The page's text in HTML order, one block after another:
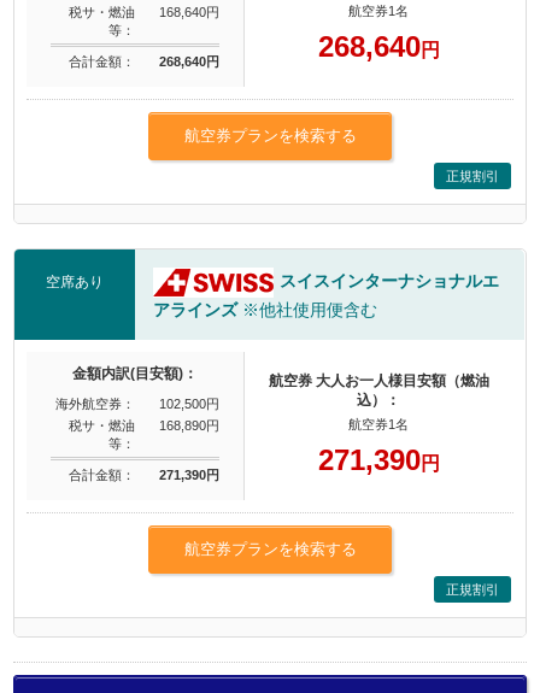
税サ・燃油
等：
168,640円
合計金額： 268,640円
航空券1名
268,640円
航空券プランを検索する
正規割引
空席あり
スイスインターナショナルエ
アラインズ※他社使用便含む
金額内訳(目安額)：
海外航空券：
102,500円
税サ・燃油
等：
168,890円
合計金額： 271,390円
航空券 大人お一人様目安額（燃油
込）：
航空券1名
271,390円
航空券プランを検索する
正規割引